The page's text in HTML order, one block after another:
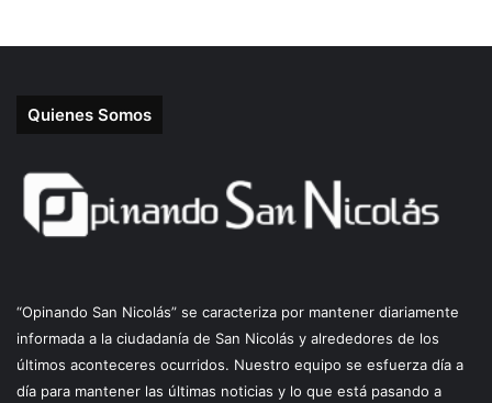
Quienes Somos
“Opinando San Nicolás” se caracteriza por mantener diariamente
informada a la ciudadanía de San Nicolás y alrededores de los
últimos aconteceres ocurridos. Nuestro equipo se esfuerza día a
día para mantener las últimas noticias y lo que está pasando a